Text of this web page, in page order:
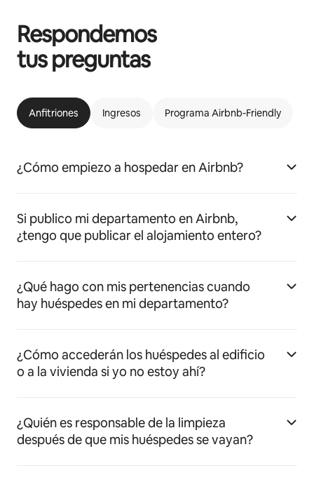
Respondemos
tus preguntas
Anfitriones Ingresos Programa Airbnb-Friendly
¿Cómo empiezo a hospedar en Airbnb?
Si publico mi departamento en Airbnb,
¿tengo que publicar el alojamiento entero?
¿Qué hago con mis pertenencias cuando
hay huéspedes en mi departamento?
¿Cómo accederán los huéspedes al edificio
o a la vivienda si yo no estoy ahí?
¿Quién es responsable de la limpieza
después de que mis huéspedes se vayan?